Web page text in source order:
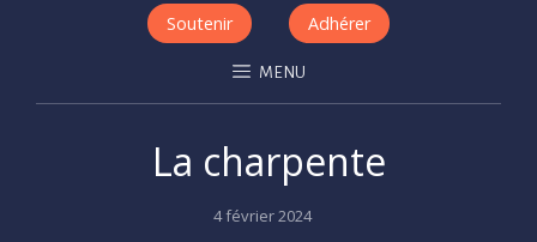
Soutenir Adhérer
MENU
La charpente
Posted
4 février 2024